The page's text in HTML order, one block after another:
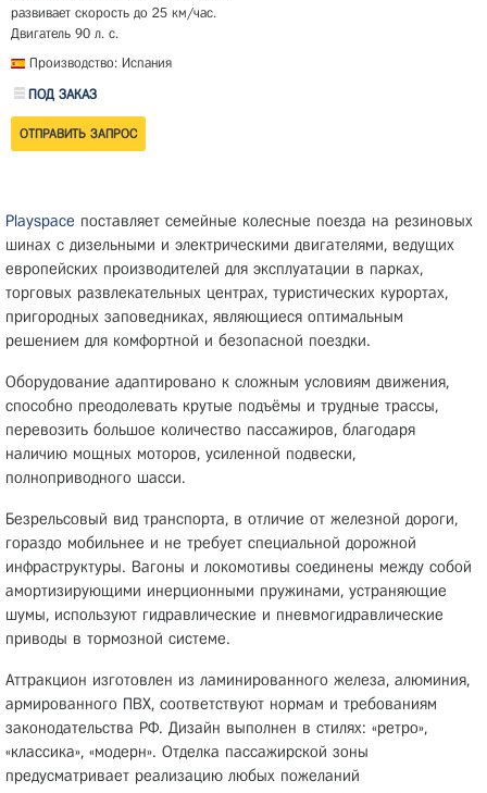
Playspace поставляет семейные колесные поезда на резиновых
шинах с дизельными и электрическими двигателями, ведущих
европейских производителей для эксплуатации в парках,
торговых развлекательных центрах, туристических курортах,
пригородных заповедниках, являющиеся оптимальным
решением для комфортной и безопасной поездки.
Оборудование адаптировано к сложным условиям движения,
способно преодолевать крутые подъёмы и трудные трассы,
перевозить большое количество пассажиров, благодаря
наличию мощных моторов, усиленной подвески,
полноприводного шасси.
Безрельсовый вид транспорта, в отличие от железной дороги,
гораздо мобильнее и не требует специальной дорожной
инфраструктуры. Вагоны и локомотивы соединены между собой
амортизирующими инерционными пружинами, устраняющие
шумы, используют гидравлические и пневмогидравлические
приводы в тормозной системе.
Аттракцион изготовлен из ламинированного железа, алюминия,
армированного ПВХ, соответствуют нормам и требованиям
законодательства РФ. Дизайн выполнен в стилях: «ретро»,
«классика», «модерн». Отделка пассажирской зоны
предусматривает реализацию любых пожеланий
развивает скорость до 25 км/час.
Двигатель 90 л. с.
Производство: Испания
ПОД ЗАКАЗ